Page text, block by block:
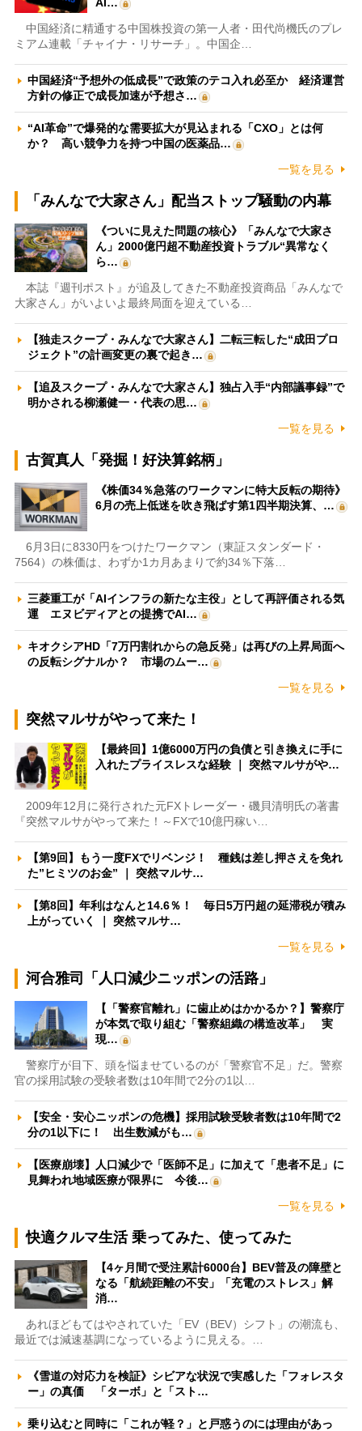
中国経済に精通する中国株投資の第一人者・田代尚機氏のプレ
ミアム連載「チャイナ・リサーチ」。中国企…
中国経済“予想外の低成長”で政策のテコ入れ必至か 経済運営
方針の修正で成長加速が予想さ…
“AI革命”で爆発的な需要拡大が見込まれる「CXO」とは何
か？ 高い競争力を持つ中国の医薬品…
一覧を見る
「みんなで大家さん」配当ストップ騒動の内幕
《ついに見えた問題の核心》「みんなで大家さ
ん」2000億円超不動産投資トラブル“異常なく
ら…
本誌『週刊ポスト』が追及してきた不動産投資商品「みんなで
大家さん」がいよいよ最終局面を迎えている…
【独走スクープ・みんなで大家さん】二転三転した“成田プロ
ジェクト”の計画変更の裏で起き…
【追及スクープ・みんなで大家さん】独占入手“内部議事録”で
明かされる柳瀬健一・代表の思…
一覧を見る
古賀真人「発掘！好決算銘柄」
《株価34％急落のワークマンに特大反転の期待》
6月の売上低迷を吹き飛ばす第1四半期決算、…
6月3日に8330円をつけたワークマン（東証スタンダード・
7564）の株価は、わずか1カ月あまりで約34％下落…
三菱重工が「AIインフラの新たな主役」として再評価される気
運 エヌビディアとの提携でAI…
キオクシアHD「7万円割れからの急反発」は再びの上昇局面へ
の反転シグナルか？ 市場のムー…
一覧を見る
突然マルサがやって来た！
【最終回】1億6000万円の負債と引き換えに手に
入れたプライスレスな経験 ｜ 突然マルサがや…
2009年12月に発行された元FXトレーダー・磯貝清明氏の著書
『突然マルサがやって来た！～FXで10億円稼い…
【第9回】もう一度FXでリベンジ！ 種銭は差し押さえを免れ
た”ヒミツのお金” ｜ 突然マルサ…
【第8回】年利はなんと14.6％！ 毎日5万円超の延滞税が積み
上がっていく ｜ 突然マルサ…
一覧を見る
河合雅司「人口減少ニッポンの活路」
【「警察官離れ」に歯止めはかかるか？】警察庁
が本気で取り組む「警察組織の構造改革」 実
現…
警察庁が目下、頭を悩ませているのが「警察官不足」だ。警察
官の採用試験の受験者数は10年間で2分の1以…
【安全・安心ニッポンの危機】採用試験受験者数は10年間で2
分の1以下に！ 出生数減がも…
【医療崩壊】人口減少で「医師不足」に加えて「患者不足」に
見舞われ地域医療が限界に 今後…
一覧を見る
快適クルマ生活 乗ってみた、使ってみた
【4ヶ月間で受注累計6000台】BEV普及の障壁と
なる「航続距離の不安」「充電のストレス」解
消…
あれほどもてはやされていた「EV（BEV）シフト」の潮流も、
最近では減速基調になっているように見える。…
《雪道の対応力を検証》シビアな状況で実感した「フォレスタ
ー」の真価 「ターボ」と「スト…
乗り込むと同時に「これが軽？」と戸惑うのには理由があっ